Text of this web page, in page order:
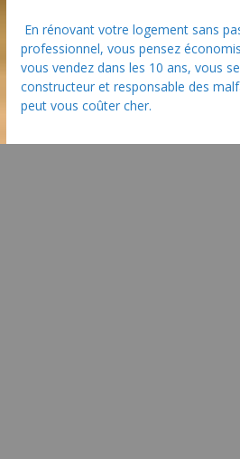
En rénovant votre logement sans
professionnel, vous pensez
vous vendez dans les 10 ans, vous
constructeur et responsable des
peut vous coûter cher.